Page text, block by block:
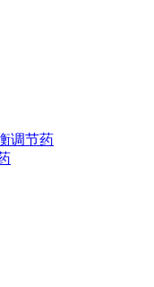
调节药